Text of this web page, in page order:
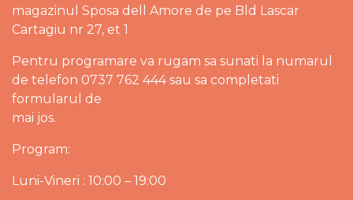
magazinul Sposa dell Amore de pe Bld Lascar
Cartagiu nr 27, et 1
Pentru programare va rugam sa sunati la numarul
de telefon 0737 762 444 sau sa completati
formularul de
mai jos.
Program:
Luni-Vineri : 10:00 – 19:00